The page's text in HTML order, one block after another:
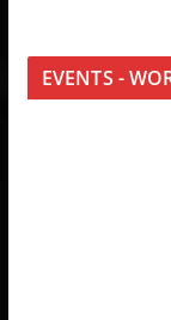
EVENTS -